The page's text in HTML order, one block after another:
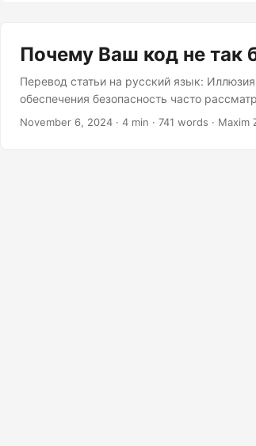
Почему Ваш код не так
Перевод статьи на русский язык:
обеспечения безопасность часто
говорят, но мало кто видел её в дикой
November 6, 2024 · 4 min · 741 words · Maxim